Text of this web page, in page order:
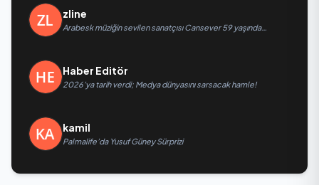
zline
Arabesk müziğin sevilen sanatçısı Cansever 59 yaşında
Haber Editör
2026’ya tarih verdi; Medya dünyasını sarsacak hamle!
kamil
Palmalife’da Yusuf Güney Sürprizi